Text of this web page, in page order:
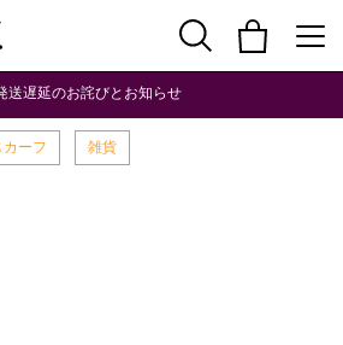
送遅延のお詫びとお知らせ
カーフ 雑貨